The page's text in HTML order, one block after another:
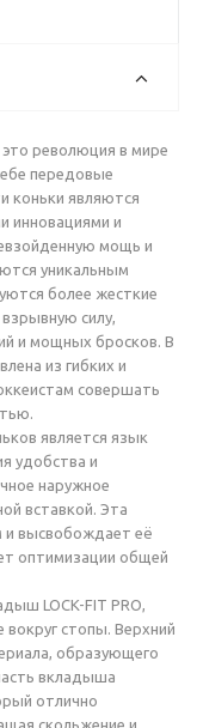
революция в мире
передовые
коньки являются
инновациями и
мощь и
уникальным
более жесткие
силу,
и мощных бросков. В
из гибких и
совершать
является язык
удобства и
наружное
вставкой. Эта
и высвобождает её
оптимизации общей
LOCK-FIT PRO,
вокруг стопы. Верхний
образующего
вкладыша
отлично
скольжение и